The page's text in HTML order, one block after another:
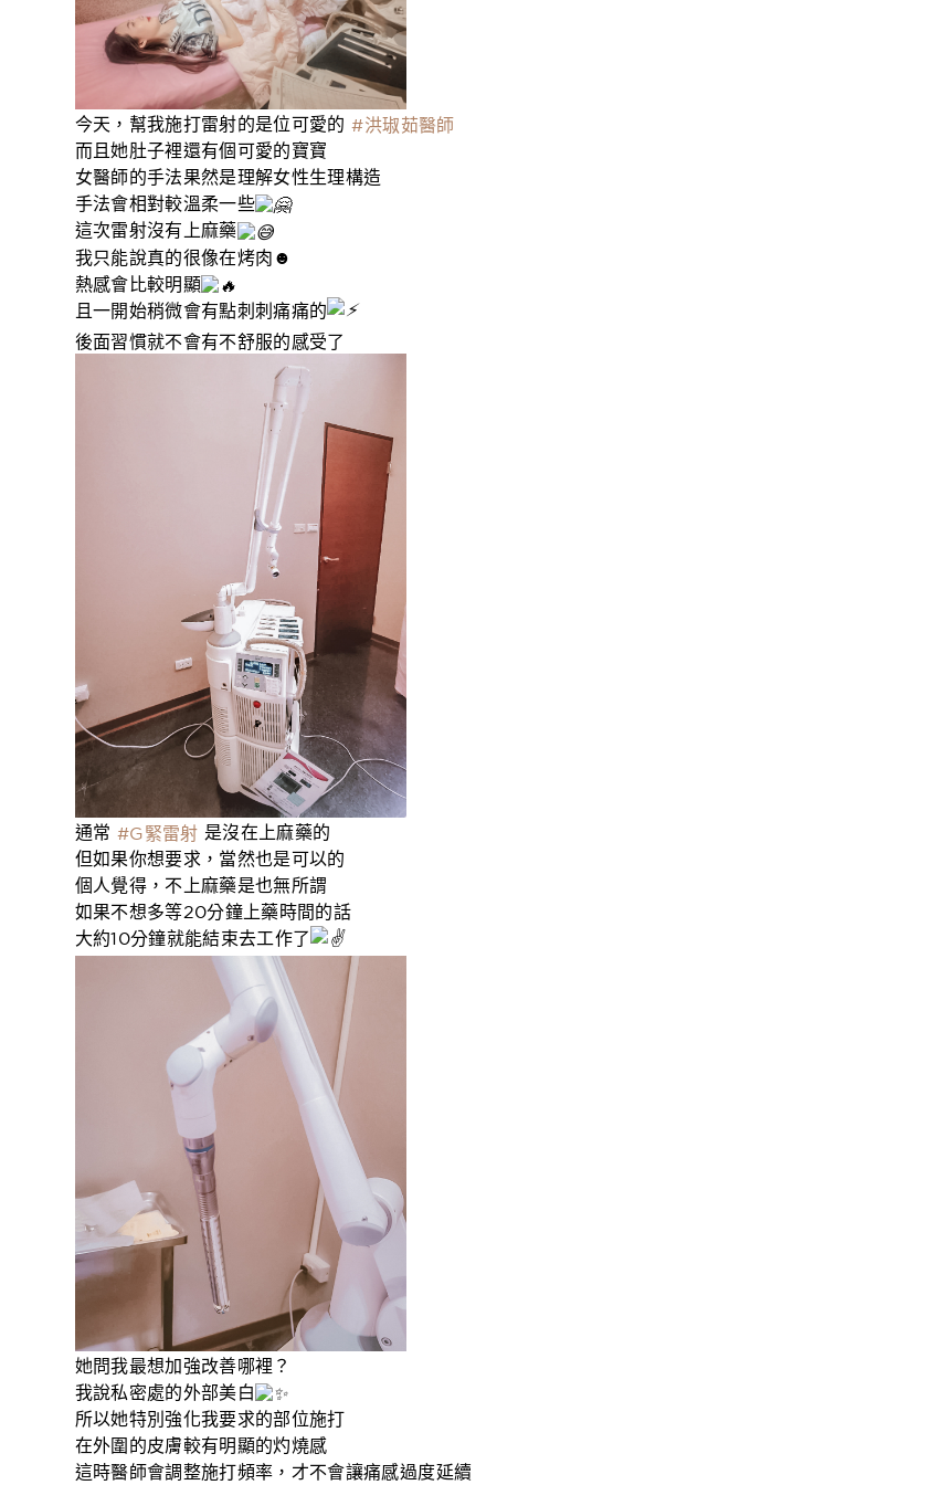
今天，幫我施打雷射的是位可愛的#洪琡茹醫師
而且她肚子裡還有個可愛的寶寶
女醫師的手法果然是理解女性生理構造
手法會相對較溫柔一些
這次雷射沒有上麻藥
我只能說真的很像在烤肉☻️
熱感會比較明顯
且一開始稍微會有點刺刺痛痛的
後面習慣就不會有不舒服的感受了
通常 #G緊雷射 是沒在上麻藥的
但如果你想要求，當然也是可以的
個人覺得，不上麻藥是也無所謂
如果不想多等20分鐘上藥時間的話
大約10分鐘就能結束去工作了
她問我最想加強改善哪裡？
我說私密處的外部美白
所以她特別強化我要求的部位施打
在外圍的皮膚較有明顯的灼燒感
這時醫師會調整施打頻率，才不會讓痛感過度延續